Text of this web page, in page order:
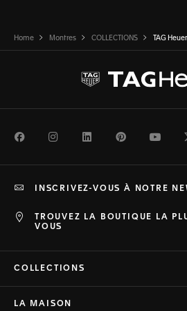
Home Montres COLLECTIONS TAG
FacebookInstagramLinkedInPinterest
TROUVEZ LA BOUTIQUE LA
VOUS
INSCRIVEZ-VOUS À NOTRE
COLLECTIONS
LA MAISON